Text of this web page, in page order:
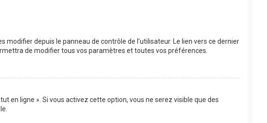
depuis le panneau de contrôle de l’utilisateur. Le lien vers ce dernier
de modifier tous vos paramètres et toutes vos préférences.
en ligne ». Si vous activez cette option, vous ne serez visible que des